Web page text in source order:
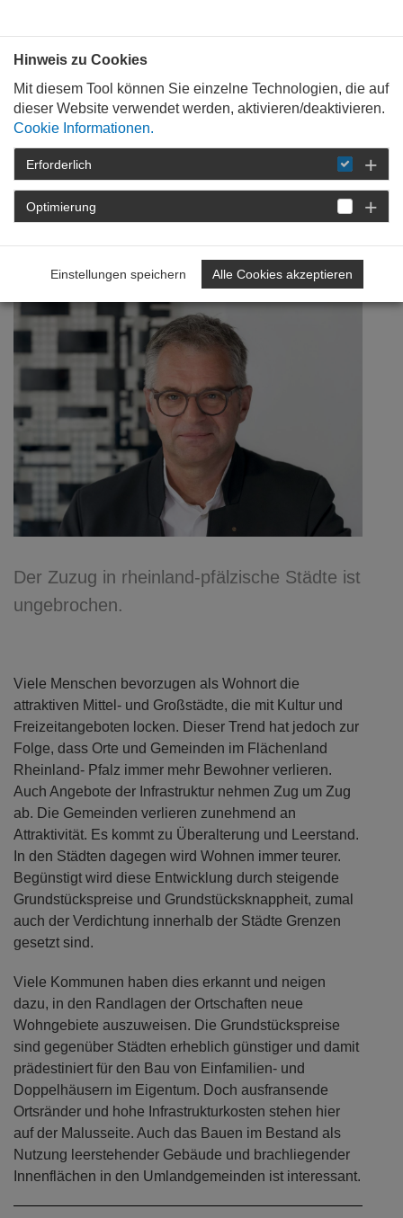
STARTSEITE DETAIL
Landleben 2.0
Der Zuzug in rheinland-pfälzische Städte ist
ungebrochen.
Viele Menschen bevorzugen als Wohnort die
attraktiven Mittel- und Großstädte, die mit Kultur und
Freizeitangeboten locken. Dieser Trend hat jedoch zur
Folge, dass Orte und Gemeinden im Flächenland
Rheinland- Pfalz immer mehr Bewohner verlieren.
Auch Angebote der Infrastruktur nehmen Zug um Zug
ab. Die Gemeinden verlieren zunehmend an
Attraktivität. Es kommt zu Überalterung und Leerstand.
In den Städten dagegen wird Wohnen immer teurer.
Begünstigt wird diese Entwicklung durch steigende
Grundstückspreise und Grundstücksknappheit, zumal
auch der Verdichtung innerhalb der Städte Grenzen
gesetzt sind.
Viele Kommunen haben dies erkannt und neigen
dazu, in den Randlagen der Ortschaften neue
Wohngebiete auszuweisen. Die Grundstückspreise
sind gegenüber Städten erheblich günstiger und damit
prädestiniert für den Bau von Einfamilien- und
Doppelhäusern im Eigentum. Doch ausfransende
Ortsränder und hohe Infrastrukturkosten stehen hier
auf der Malusseite. Auch das Bauen im Bestand als
Nutzung leerstehender Gebäude und brachliegender
Innenflächen in den Umlandgemeinden ist interessant.
Hinweis zu Cookies
Mit diesem Tool können Sie einzelne Technologien, die auf
dieser Website verwendet werden, aktivieren/deaktivieren.
Cookie Informationen.
Erforderlich
Optimierung
Einstellungen speichern Alle Cookies akzeptieren